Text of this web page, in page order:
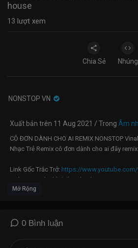
house
13 lượt xem
Chia Sẻ Nhúng
NONSTOP VN
Xuất bản trên 11 Aug 2021 / Trong Âm
CÔ ĐƠN DÀNH CHO AI REMIX NONSTOP
Nhạc Trẻ Remix cô đơn dành cho ai đây remix
Link Gốc Trắc Trở: https://www.youtube.com/
Link Goc Anh Thề Đấy - Thanh Hưng |
https://www.youtube.com/
LINK GỐC CHỈ LÀ KHÔNG CÙNG NHAU :
https://
Mở Rộng
0 Bình luận